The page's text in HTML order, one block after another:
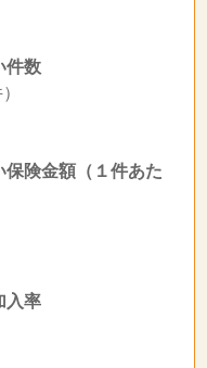
件数
保険金額（１件あた
入率